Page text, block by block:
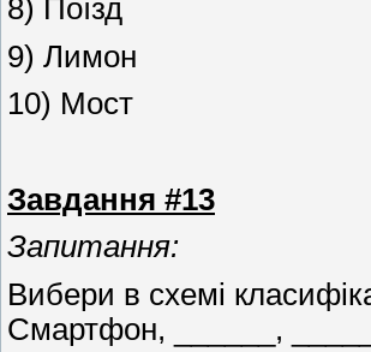
8) Поїзд
9) Лимон
10) Мост
Завдання #13
Запитання:
Вибери в схемі
Смартфон, ______,